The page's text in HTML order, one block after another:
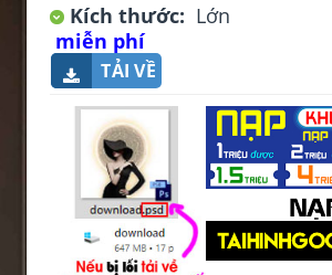
Kích thước: Lớn
miễn phí
TẢI VỀ